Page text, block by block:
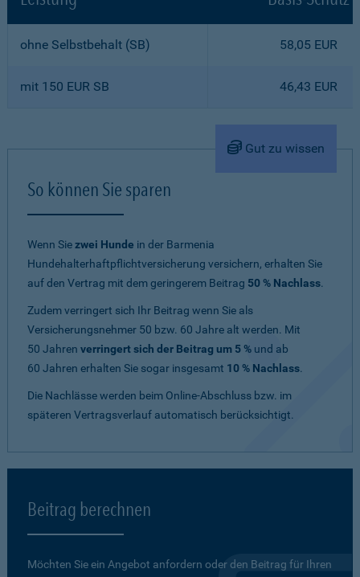
ohne Selbstbehalt (SB) 58,05 EUR
mit 150 EUR SB 46,43 EUR
Gut zu wissen
So können Sie sparen
Wenn Siezwei Hunde in der Barmenia
Hundehalterhaftpflichtversicherung versichern, erhalten Sie
auf den Vertrag mit dem geringerem Beitrag 50 % Nachlass.
Zudem verringert sich Ihr Beitrag wenn Sie als
Versicherungsnehmer 50 bzw. 60 Jahre alt werden. Mit
50 Jahren verringert sich der Beitrag um 5 % und ab
60 Jahren erhalten Sie sogar insgesamt 10 % Nachlass.
Die Nachlässe werden beim Online-Abschluss bzw. im
späteren Vertragsverlauf automatisch berücksichtigt.
Beitrag berechnen
Möchten Sie ein Angebot anfordern oder den Beitrag für Ihren